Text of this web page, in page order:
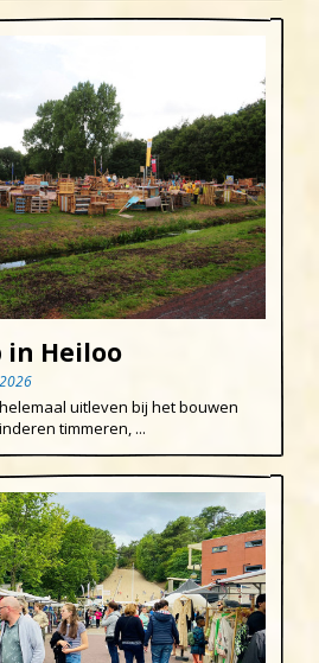
Heiloo
uitleven bij het bouwen
timmeren, ...